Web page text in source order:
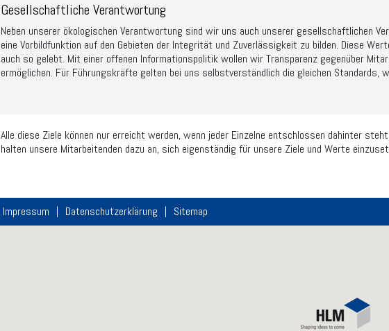
Gesellschaftliche Verantwortung
Neben unserer ökologischen Verantwortung sind wir uns auch unserer gesellschaftlichen
eine Vorbildfunktion auf den Gebieten der Integrität und Zuverlässigkeit zu bilden. Diese
auch so gelebt. Mit einer offenen Informationspolitik wollen wir Transparenz gegenüber
ermöglichen. Für Führungskräfte gelten bei uns selbstverständlich die gleichen Standards,
Alle diese Ziele können nur erreicht werden, wenn jeder Einzelne entschlossen dahinter
halten unsere Mitarbeitenden dazu an, sich eigenständig für unsere Ziele und Werte
Impressum Datenschutzerklärung Sitemap